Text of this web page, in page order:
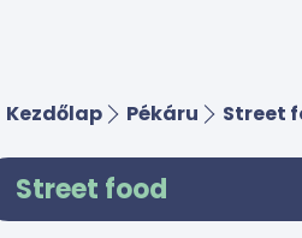
Kezdőlap Pékáru Street
Street food